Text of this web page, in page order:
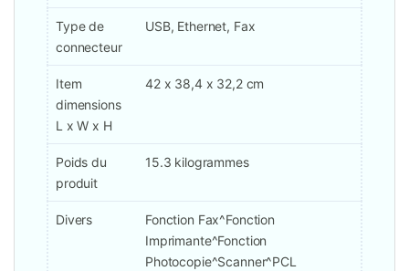
Type de
connecteur
USB, Ethernet, Fax
Item
dimensions
L x W x H
42 x 38,4 x 32,2 cm
Poids du
produit
15.3 kilogrammes
Divers
Fonction Fax^Fonction
Imprimante^Fonction
Photocopie^Scanner^PCL